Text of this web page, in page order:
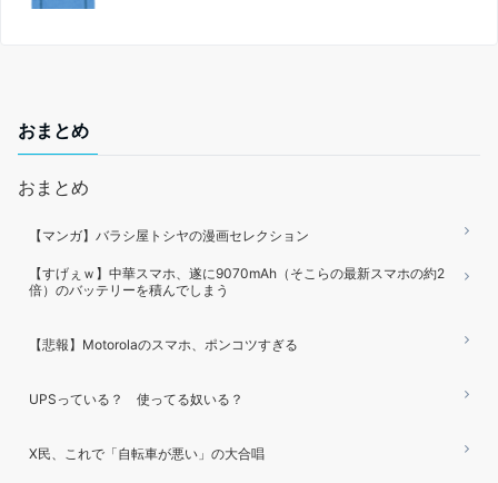
おまとめ
おまとめ
【マンガ】バラシ屋トシヤの漫画セレクション
【すげぇｗ】中華スマホ、遂に9070mAh（そこらの最新スマホの約2
倍）のバッテリーを積んでしまう
【悲報】Motorolaのスマホ、ポンコツすぎる
UPSっている？ 使ってる奴いる？
X民、これで「自転車が悪い」の大合唱